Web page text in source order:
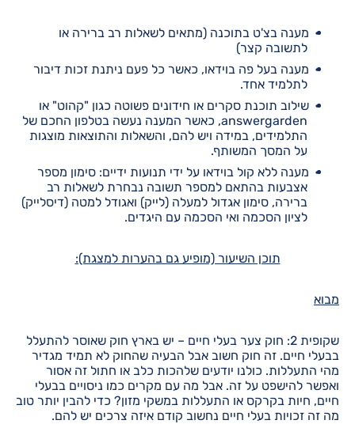
מענה בצ'ט בתוכנה (מתאים לשאלות רב ברירה או
לתשובה קצר)
מענה בעל פה בוידאו, כאשר כל פעם ניתנת זכות דיבור
לתלמיד אחד.
שילוב תוכנת סקרים או חידונים פשוטה כגון "קהוט" או
answergarden, כאשר המענה נעשה בטלפון החכם של
התלמידים, במידה ויש להם, והשאלות והתוצאות מוצגות
על המסך המשותף.
מענה ללא קול בוידאו על ידי תנועות ידיים: סימון מספר
אצבעות בהתאם למספר תשובה נבחרת לשאלות רב
ברירה, סימון אגדול למעלה (לייק) ואגודל למטה (דיסלייק)
לציון הסכמה ואי הסכמה עם היגדים.
תוכן השיעור (מופיע גם בהערות למצגת):
מבוא
שקופית 2: חוק צער בעלי חיים – יש בארץ חוק שאוסר להתעלל
בבעלי חיים. זה חוק חשוב אבל הבעיה שהחוק לא תמיד מגדיר
מהי התעללות. כולנו יודעים שלהכות כלב או חתול זה אסור
ואפשר להישפט על זה. אבל מה עם מקרים כמו ניסויים בבעלי
חיים, חיות בקרקס או התעללות במשקי מזון? כדי להבין יותר טוב
מה זה זכויות בעלי חיים נחשוב קודם איזה צרכים יש להם.